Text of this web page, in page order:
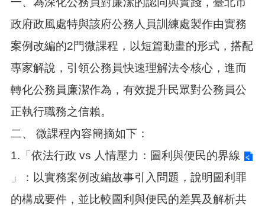
政府政風處特與該府公務人員訓練處製作由實務
案例改編的2門微課程，以短篇動畫的形式，搭配
專家解說，引領公務員快速理解法令核心，進而
轉化公務員廉潔作為，有效提升民眾對公務員公
正執行職務之信賴。
二、
微課程內容簡摘如下：
1.「依法行政 vs 人情壓力：圖利與便民的界線
」：以實務案例改編故事引入問題，說明圖利罪
的構成要件，並比較圖利與便民的差異及解析共